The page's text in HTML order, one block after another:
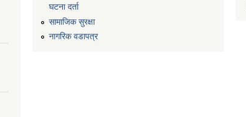
घटना दर्ता
सामाजिक सुरक्षा
नागरिक वडापत्र